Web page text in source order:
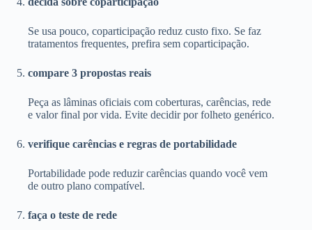
Se usa pouco, coparticipação reduz custo fixo. Se faz
tratamentos frequentes, prefira sem coparticipação.
compare 3 propostas reais
Peça as lâminas oficiais com coberturas, carências, rede
e valor final por vida. Evite decidir por folheto genérico.
verifique carências e regras de portabilidade
Portabilidade pode reduzir carências quando você vem
de outro plano compatível.
faça o teste de rede